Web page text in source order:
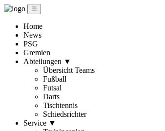
☰
Home
News
PSG
Gremien
Abteilungen ▼
Übersicht Teams
Fußball
Futsal
Darts
Tischtennis
Schiedsrichter
Service ▼